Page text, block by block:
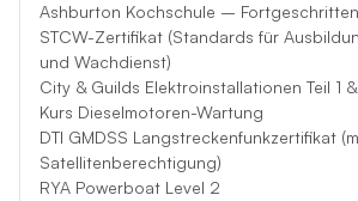
*Sollte diese Crew aus unvorhergesehenen
Charter nicht durchführen können, wird
kompetente Crew als Ersatz kommen.
Ashburton Kochschule – Fortgeschritten
STCW-Zertifikat (Standards für
und Wachdienst)
City & Guilds Elektroinstallationen Teil 1
Kurs Dieselmotoren-Wartung
DTI GMDSS Langstreckenfunkzertifikat
Satellitenberechtigung)
RYA Powerboat Level 2